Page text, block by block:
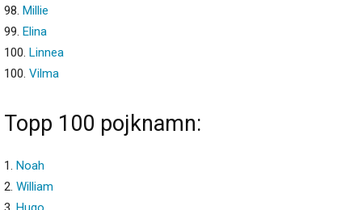
98. Millie
99. Elina
100. Linnea
100. Vilma
Topp 100 pojknamn:
1. Noah
2. William